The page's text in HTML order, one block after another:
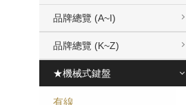
品牌總覽 (A~I)
品牌總覽 (K~Z)
★機械式鍵盤
有線